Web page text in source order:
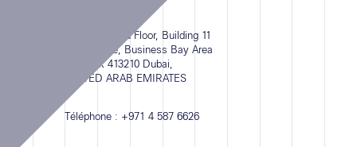
Suite 208, 2nd Floor, Building 11
Bay Square, Business Bay Area
P.O. Box 413210 Dubai,
UNITED ARAB EMIRATES
Téléphone : +971 4 587 6626